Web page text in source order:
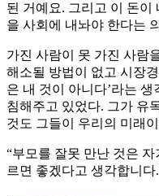
된 거예요. 그리고 이 돈이
을 사회에 내놔야 한다는
가진 사람이 못 가진 사람
해소될 방법이 없고 시장
은 내 것이 아니다’라는
침해주고 있었다. 그가 유
것도 그들이 우리의 미래
“부모를 잘못 만난 것은
르면 좋겠다고 생각합니다